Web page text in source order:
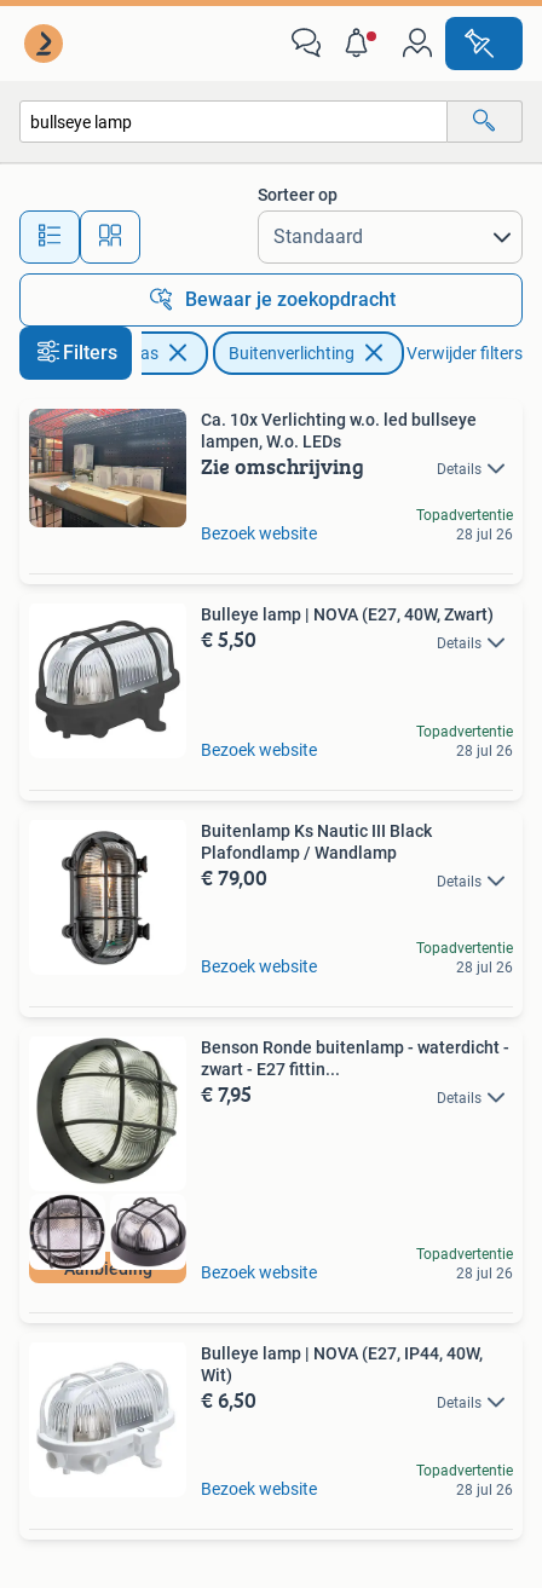
Alle afstanden…
Sorteer op
Bewaar je zoekopdracht
Filters
Tuin en Terras Buitenverlichting Verwijder filters
Ca. 10x Verlichting w.o. led bullseye
lampen, W.o. LEDs
Zie omschrijving Details
Bezoek website
Topadvertentie
28 jul 26
Bulleye lamp | NOVA (E27, 40W, Zwart)
€ 5,50 Details
Bezoek website
Topadvertentie
28 jul 26
Buitenlamp Ks Nautic III Black
Plafondlamp / Wandlamp
€ 79,00 Details
Bezoek website
Topadvertentie
28 jul 26
Aanbieding
Benson Ronde buitenlamp - waterdicht -
zwart - E27 fittin...
€ 7,95 Details
Bezoek website
Topadvertentie
28 jul 26
Bulleye lamp | NOVA (E27, IP44, 40W,
Wit)
€ 6,50 Details
Bezoek website
Topadvertentie
28 jul 26